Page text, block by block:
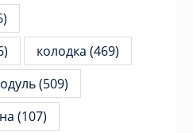
колодка (469)
(509)
на (107)